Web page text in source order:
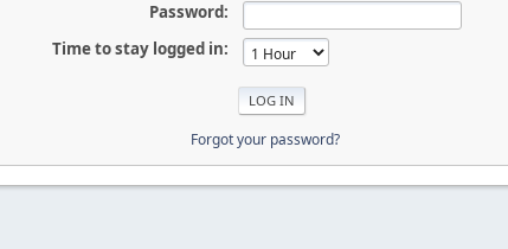
Password:
Time to stay logged in:
Forgot your password?